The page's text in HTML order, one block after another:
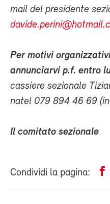
mail del presidente
Per motivi
annunciarvi p.f. entro
cassiere sezionale
natel 079 894 46 69
Il comitato sezionale
Condividi la pagina: